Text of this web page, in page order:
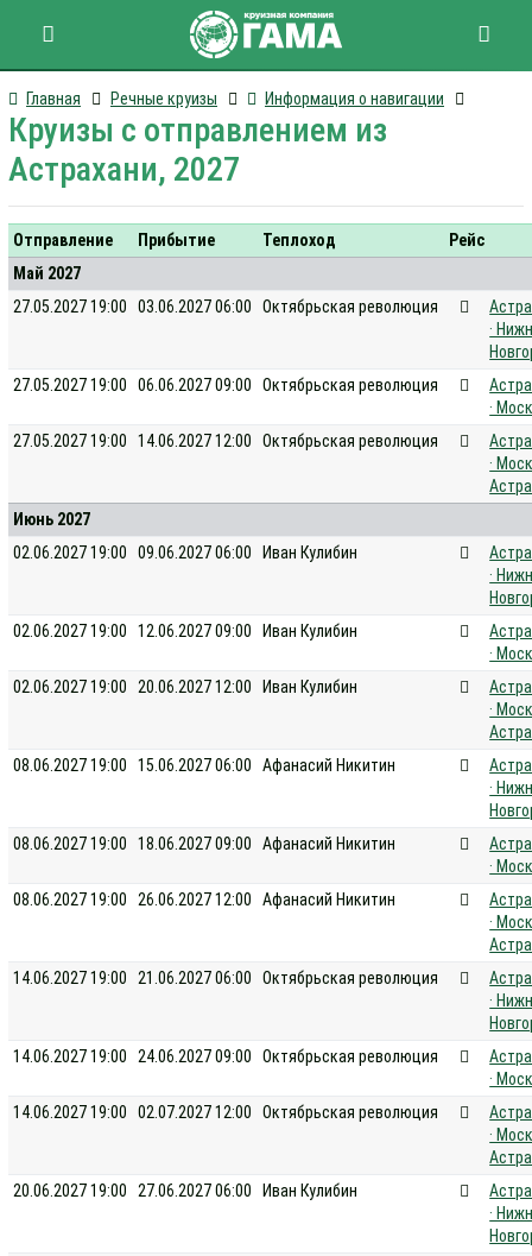
Главная Речные круизы Информация о навигации
Круизы с отправлением из
Астрахани, 2027
Отправление Прибытие Теплоход
Рейс
Май 2027
27.05.2027 19:00
03.06.2027 06:00 Октябрьская революция
·
27.05.2027 19:00
06.06.2027 09:00 Октябрьская революция
·
27.05.2027 19:00
14.06.2027 12:00 Октябрьская революция
·
Июнь 2027
02.06.2027 19:00
09.06.2027 06:00 Иван Кулибин
·
02.06.2027 19:00
12.06.2027 09:00 Иван Кулибин
·
02.06.2027 19:00
20.06.2027 12:00 Иван Кулибин
·
08.06.2027 19:00
15.06.2027 06:00 Афанасий Никитин
·
08.06.2027 19:00
18.06.2027 09:00 Афанасий Никитин
·
08.06.2027 19:00
26.06.2027 12:00 Афанасий Никитин
·
14.06.2027 19:00
21.06.2027 06:00 Октябрьская революция
·
14.06.2027 19:00
24.06.2027 09:00 Октябрьская революция
·
14.06.2027 19:00
02.07.2027 12:00 Октябрьская революция
·
20.06.2027 19:00
27.06.2027 06:00 Иван Кулибин
·